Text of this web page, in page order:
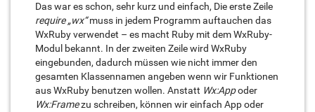
Das war es schon, sehr kurz und einfach, Die erste Zeile
require „wx“muss in jedem Programm auftauchen das
WxRuby verwendet – es macht Ruby mit dem WxRuby-
Modul bekannt. In der zweiten Zeile wird WxRuby
eingebunden, dadurch müssen wie nicht immer den
gesamten Klassennamen angeben wenn wir Funktionen
aus WxRuby benutzen wollen. Anstatt Wx:Appoder
Wx:Framezu schreiben, können wir einfach App oder